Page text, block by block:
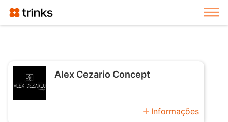
Alex Cezario Concept
add Informações